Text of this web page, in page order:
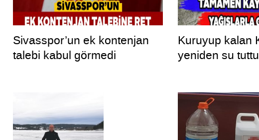
Sivasspor’un ek kontenjan
talebi kabul görmedi
Kuruyup kalan
yeniden su tuttu